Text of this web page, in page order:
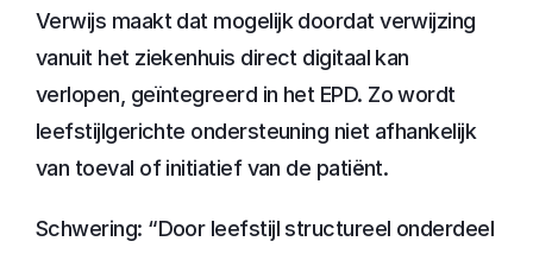
Verwijs maakt dat mogelijk doordat verwijzing
vanuit het ziekenhuis direct digitaal kan
verlopen, geïntegreerd in het EPD. Zo wordt
leefstijlgerichte ondersteuning niet afhankelijk
van toeval of initiatief van de patiënt.
Schwering: “Door leefstijl structureel onderdeel